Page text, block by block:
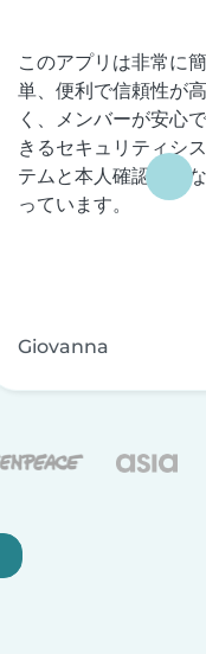
このアプリは非常に簡
単、便利で信頼性が高
く、メンバーが安心で
きるセキュリティシス
テムと本人確認を行な
っています。
Giovanna